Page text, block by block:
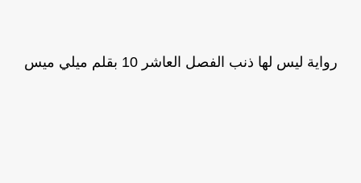
رواية ليس لها ذنب الفصل العاشر 10 بقلم ميلي ميس